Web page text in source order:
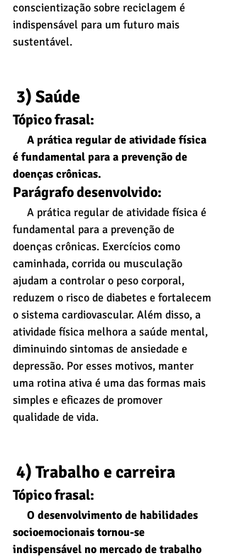
conscientização sobre reciclagem é
indispensável para um futuro mais
sustentável.
3) Saúde
Tópico frasal:
é fundamental para a prevenção de
doenças crônicas.
Parágrafo desenvolvido:
fundamental para a prevenção de
doenças crônicas. Exercícios como
caminhada, corrida ou musculação
ajudam a controlar o peso corporal,
reduzem o risco de diabetes e fortalecem
o sistema cardiovascular. Além disso, a
atividade física melhora a saúde mental,
diminuindo sintomas de ansiedade e
depressão. Por esses motivos, manter
uma rotina ativa é uma das formas mais
simples e eficazes de promover
qualidade de vida.
4) Trabalho e carreira
Tópico frasal:
socioemocionais tornou-se
indispensável no mercado de trabalho